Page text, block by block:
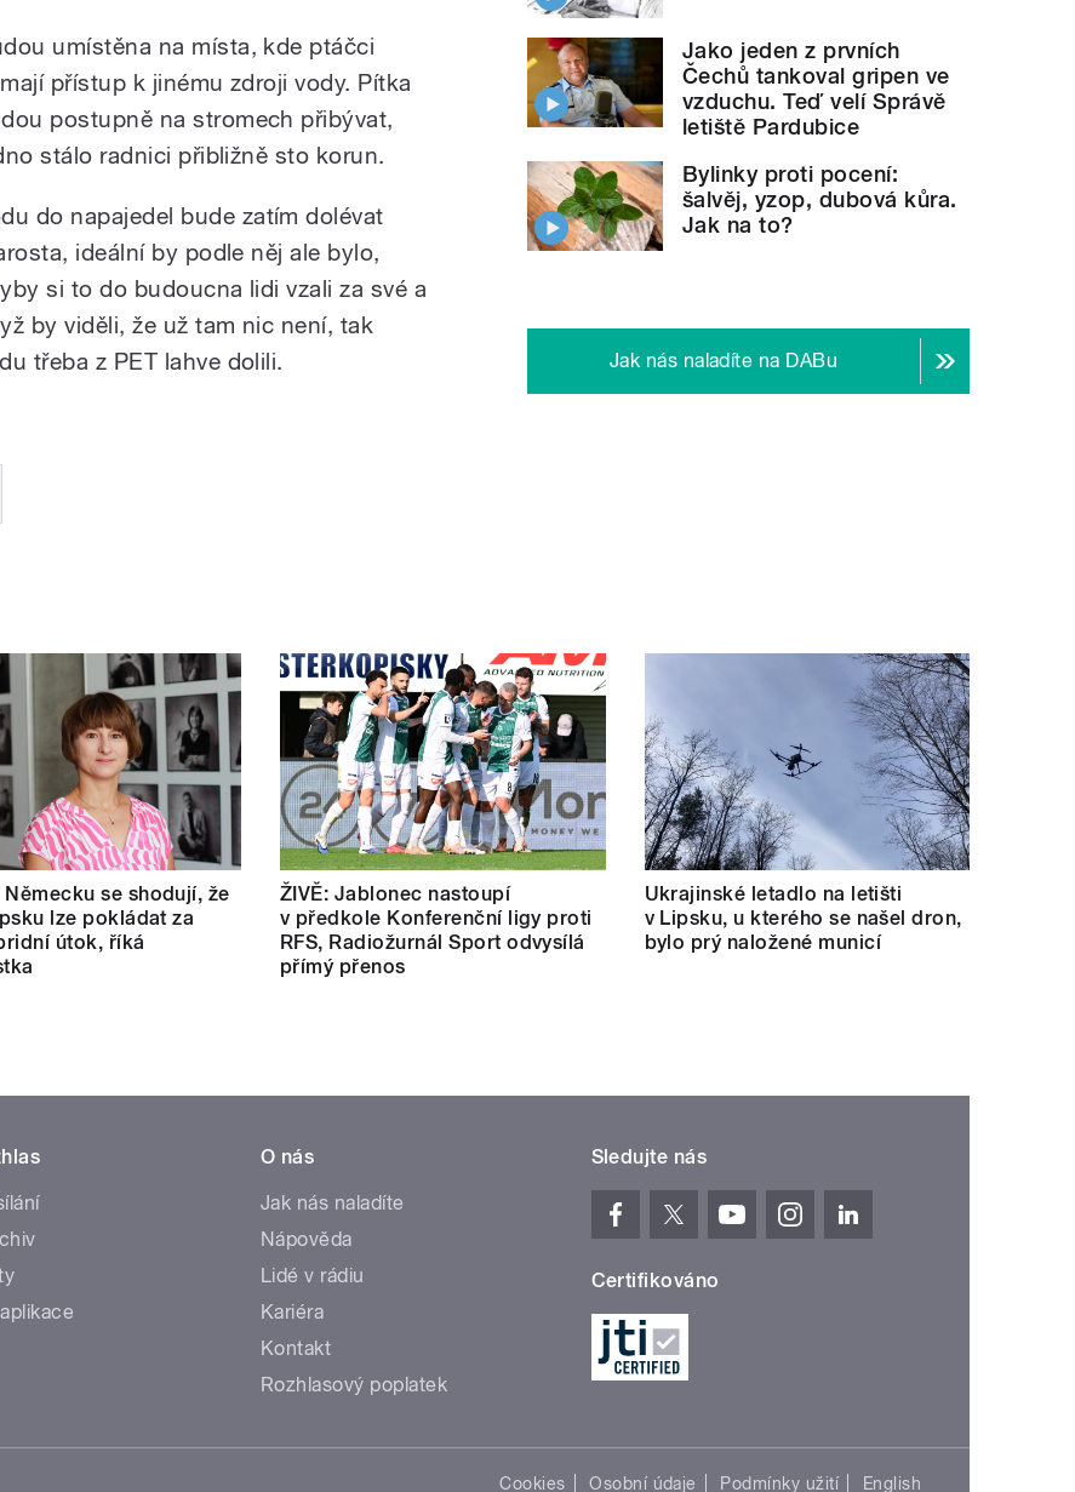
umístěna na místa, kde ptáčci
přístup k jinému zdroji vody. Pítka
postupně na stromech přibývat,
stálo radnici přibližně sto korun.
do napajedel bude zatímdolévat
ideální by podle něj ale bylo,
si to do budoucna lidi vzali za své a
by viděli, že už tam nic není, tak
třeba z PET lahve dolili.
Jako jeden z prvních
Čechů tankoval gripen ve
vzduchu. Teď velí Správě
letiště Pardubice
Bylinky proti pocení:
šalvěj, yzop, dubová kůra.
Jak na to?
Jak nás naladíte na DABu
se shodují, že
lze pokládat za
útok, říká
ŽIVĚ: Jablonec nastoupí
v předkole Konferenční ligy proti
RFS, Radiožurnál Sport odvysílá
přímý přenos
Ukrajinské letadlo na letišti
v Lipsku, u kterého se našel dron,
bylo prý naložené municí
O nás
Jak nás naladíte
Nápověda
Lidé v rádiu
Kariéra
Kontakt
Rozhlasový poplatek
Sledujte nás
Certifikováno
Cookies Osobní údaje Podmínky užití English